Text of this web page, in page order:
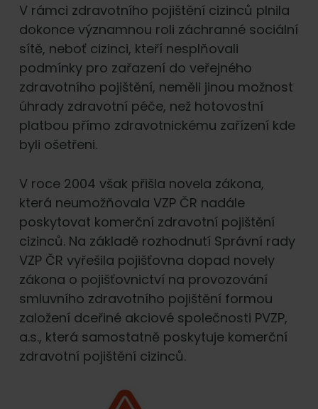
V rámci zdravotního pojištění cizinců plnila
dokonce významnou roli záchranné sociální
sítě, neboť cizinci, kteří nesplňovali
podmínky pro zařazení do veřejného
zdravotního pojištění, neměli jinou možnost
úhrady zdravotní péče, než hotovostní
platbou přímo zdravotnickému zařízení kde
byli ošetřeni.
V roce 2004 však přišla novela zákona,
která neumožňovala VZP ČR nadále
poskytovat komerční zdravotní pojištění
cizinců. Na základě rozhodnutí Správní rady
VZP ČR vyřešila pojišťovna dopad novely
zákona o pojišťovnictví na provozování
smluvního zdravotního pojištění formou
založení dceřiné akciové společnosti PVZP,
a.s., která samostatně poskytuje komerční
zdravotní pojištění cizinců.